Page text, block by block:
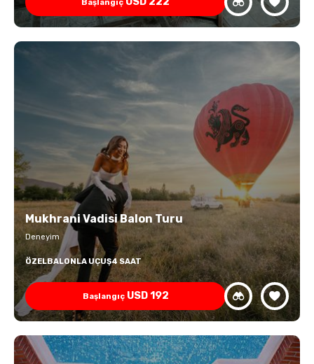
Başlangıç
Mukhrani Vadisi Balon Turu
Deneyim
ÖZELBALONLA UÇUŞ4 SAAT
Başlangıç USD 192